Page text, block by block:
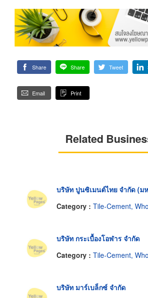
Share Share Tweet
Email Print
Related
บริษัท ปูนซิเมนต์ไทย จำกัด (ม
Category : Tile-Cement,
บริษัท กระเบื้องโอฬาร จำกัด
Category : Tile-Cement,
บริษัท มาร์เบล็กซ์ จำกัด